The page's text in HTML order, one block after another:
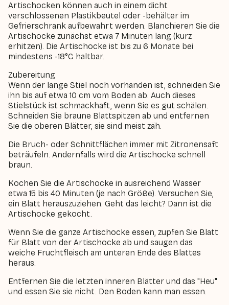
Artischocken können auch in einem dicht
verschlossenen Plastikbeutel oder -behälter im
Gefrierschrank aufbewahrt werden. Blanchieren Sie die
Artischocke zunächst etwa 7 Minuten lang (kurz
erhitzen). Die Artischocke ist bis zu 6 Monate bei
mindestens -18°C haltbar.
Zubereitung
Wenn der lange Stiel noch vorhanden ist, schneiden Sie
ihn bis auf etwa 10 cm vom Boden ab. Auch dieses
Stielstück ist schmackhaft, wenn Sie es gut schälen.
Schneiden Sie braune Blattspitzen ab und entfernen
Sie die oberen Blätter, sie sind meist zäh.
Die Bruch- oder Schnittflächen immer mit Zitronensaft
beträufeln. Andernfalls wird die Artischocke schnell
braun.
Kochen Sie die Artischocke in ausreichend Wasser
etwa 15 bis 40 Minuten (je nach Größe). Versuchen Sie,
ein Blatt herauszuziehen. Geht das leicht? Dann ist die
Artischocke gekocht.
Wenn Sie die ganze Artischocke essen, zupfen Sie Blatt
für Blatt von der Artischocke ab und saugen das
weiche Fruchtfleisch am unteren Ende des Blattes
heraus.
Entfernen Sie die letzten inneren Blätter und das "Heu"
und essen Sie sie nicht. Den Boden kann man essen.